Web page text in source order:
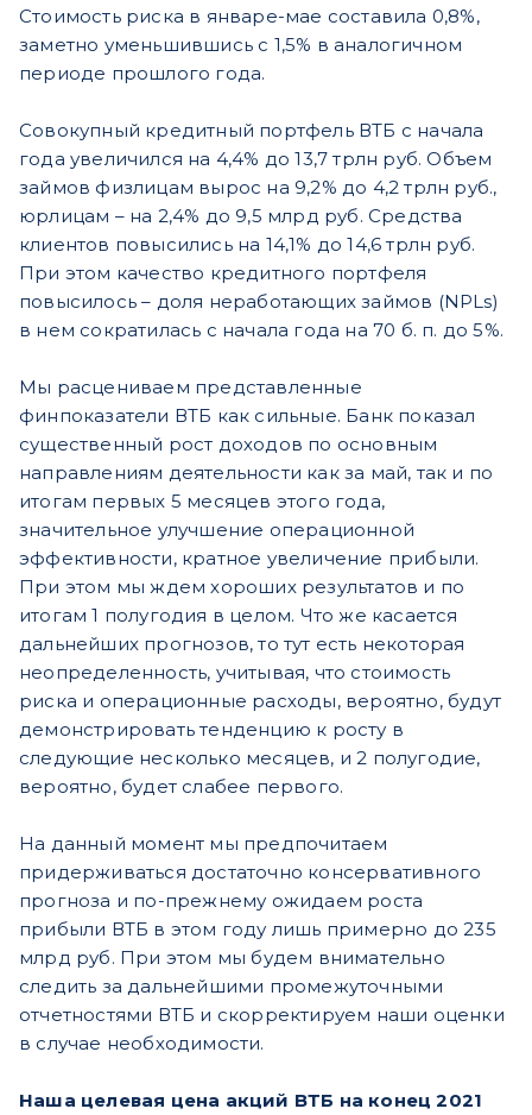
Стоимость риска в январе-мае составила 0,8%,
заметно уменьшившись с 1,5% в аналогичном
периоде прошлого года.
Совокупный кредитный портфель ВТБ с начала
года увеличился на 4,4% до 13,7 трлн руб. Объем
займов физлицам вырос на 9,2% до 4,2 трлн руб.,
юрлицам – на 2,4% до 9,5 млрд руб. Средства
клиентов повысились на 14,1% до 14,6 трлн руб.
При этом качество кредитного портфеля
повысилось – доля неработающих займов (NPLs)
в нем сократилась с начала года на 70 б. п. до 5%.
Мы расцениваем представленные
финпоказатели ВТБ как сильные. Банк показал
существенный рост доходов по основным
направлениям деятельности как за май, так и по
итогам первых 5 месяцев этого года,
значительное улучшение операционной
эффективности, кратное увеличение прибыли.
При этом мы ждем хороших результатов и по
итогам 1 полугодия в целом. Что же касается
дальнейших прогнозов, то тут есть некоторая
неопределенность, учитывая, что стоимость
риска и операционные расходы, вероятно, будут
демонстрировать тенденцию к росту в
следующие несколько месяцев, и 2 полугодие,
вероятно, будет слабее первого.
На данный момент мы предпочитаем
придерживаться достаточно консервативного
прогноза и по-прежнему ожидаем роста
прибыли ВТБ в этом году лишь примерно до 235
млрд руб. При этом мы будем внимательно
следить за дальнейшими промежуточными
отчетностями ВТБ и скорректируем наши оценки
в случае необходимости.
Наша целевая цена акций ВТБ на конец 2021